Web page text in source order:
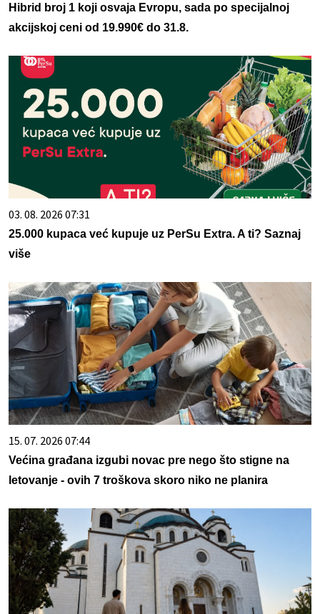
Hibrid broj 1 koji osvaja Evropu, sada po specijalnoj
akcijskoj ceni od 19.990€ do 31.8.
03. 08. 2026 07:31
25.000 kupaca već kupuje uz PerSu Extra. A ti? Saznaj
više
15. 07. 2026 07:44
Većina građana izgubi novac pre nego što stigne na
letovanje - ovih 7 troškova skoro niko ne planira